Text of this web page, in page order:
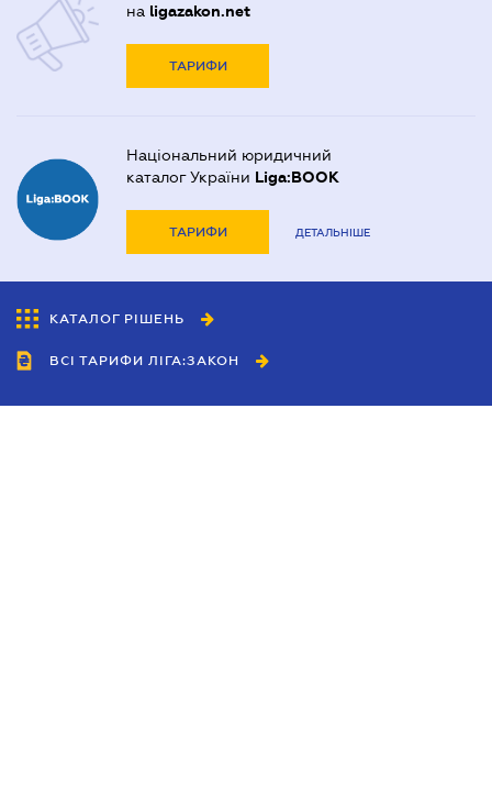
на ligazakon.net
ТАРИФИ
Національний юридичний
каталог України Liga:BOOK
ТАРИФИ ДЕТАЛЬНІШЕ
КАТАЛОГ РІШЕНЬ
ВСІ ТАРИФИ ЛІГА:ЗАКОН